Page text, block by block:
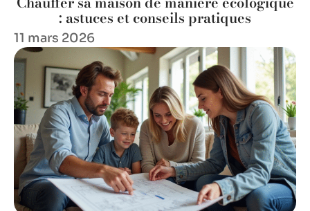
: astuces et conseils pratiques
11 mars 2026